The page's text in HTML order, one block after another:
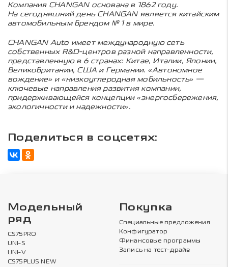
Компания CHANGAN основана в 1862 году.
На сегодняшний день CHANGAN является китайским
автомобильным брендом № 1 в мире.
CHANGAN Auto имеет международную сеть
собственных R&D-центров разной направленности,
представленную в 6 странах: Китае, Италии, Японии,
Великобритании, США и Германии. «Автономное
вождение» и «низкоуглеродная мобильность» —
ключевые направления развития компании,
придерживающейся концепции «энергосбережения,
экологичности и надежности».
Поделиться в соцсетях:
Модельный
ряд
CS75PRO
UNI-S
UNI-V
CS75PLUS NEW
Покупка
Специальные предложения
Конфигуратор
Финансовые программы
Запись на тест-драйв